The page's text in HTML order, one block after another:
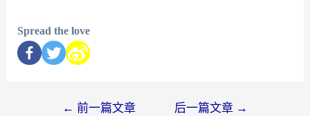
Spread the love
← 前一篇文章 后一篇文章 →